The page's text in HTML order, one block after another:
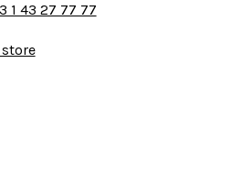
1 43 27 77 77